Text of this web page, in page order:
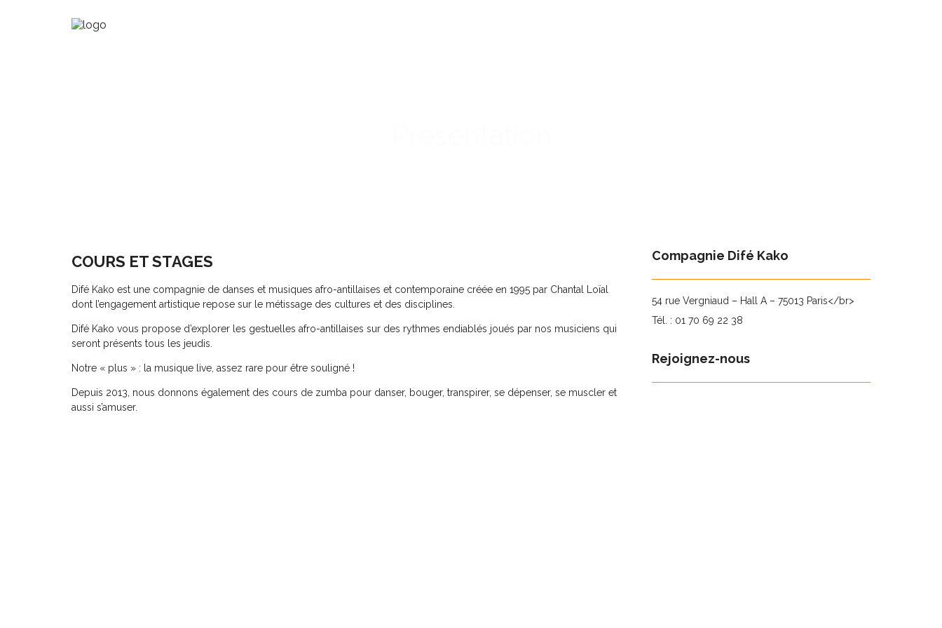
COURS ET STAGES
Difé Kako est une compagnie de danses et musiques afro-antillaises et contemporaine créée en 1995 par Chantal Loïal
dont l’engagement artistique repose sur le métissage des cultures et des disciplines.
Difé Kako vous propose d’explorer les gestuelles afro-antillaises sur des rythmes endiablés joués par nos musiciens qui
seront présents tous les jeudis.
Notre « plus » : la musique live, assez rare pour être souligné !
Depuis 2013, nous donnons également des cours de zumba pour danser, bouger, transpirer, se dépenser, se muscler et
aussi s’amuser.
Compagnie Difé Kako
54 rue Vergniaud – Hall A – 75013 Paris</br>
Tél. : 01 70 69 22 38
Rejoignez-nous